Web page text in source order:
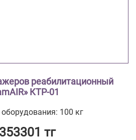
реабилитационный
КТР-01
оборудования: 100 кг
тг